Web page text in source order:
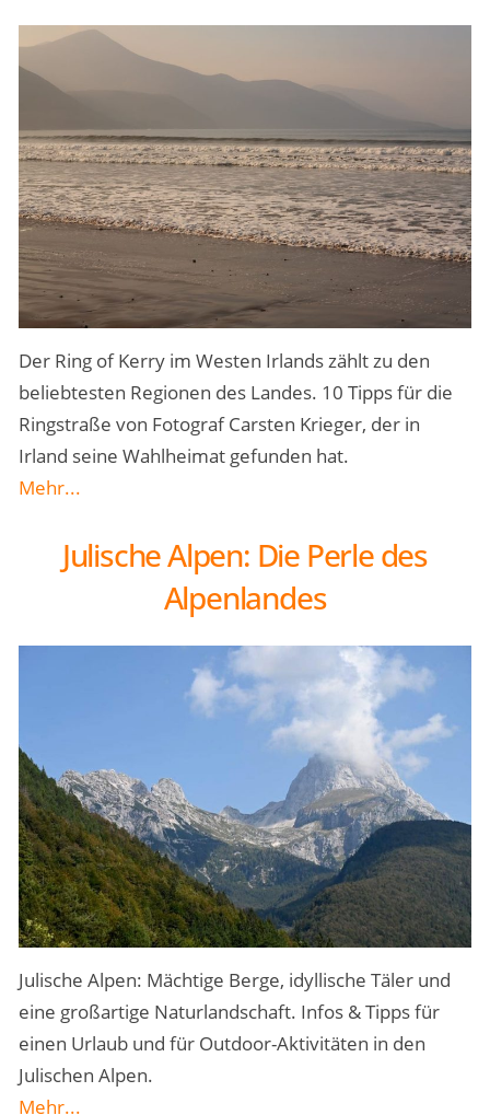
Der Ring of Kerry im Westen Irlands zählt zu den
beliebtesten Regionen des Landes. 10 Tipps für die
Ringstraße von Fotograf Carsten Krieger, der in
Irland seine Wahlheimat gefunden hat.
Mehr...
Julische Alpen: Die Perle des
Alpenlandes
Julische Alpen: Mächtige Berge, idyllische Täler und
eine großartige Naturlandschaft. Infos & Tipps für
einen Urlaub und für Outdoor-Aktivitäten in den
Julischen Alpen.
Mehr...